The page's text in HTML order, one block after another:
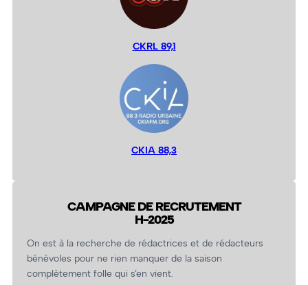
CKRL 89,1
CKIA 88,3
CAMPAGNE DE RECRUTEMENT
H-2025
On est à la recherche de rédactrices et de rédacteurs
bénévoles pour ne rien manquer de la saison
complètement folle qui s’en vient.